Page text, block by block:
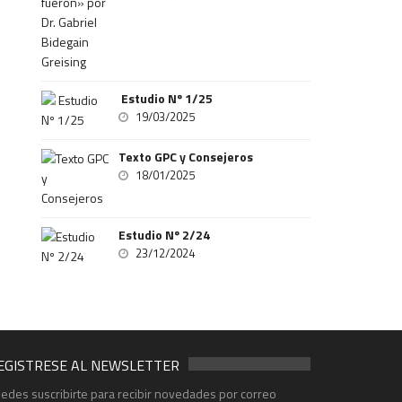
Estudio Nº 1/25
19/03/2025
Texto GPC y Consejeros
18/01/2025
Estudio Nº 2/24
23/12/2024
AL NEWSLETTER
suscribirte para recibir novedades por correo